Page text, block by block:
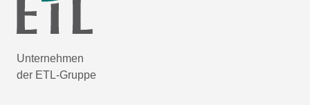
Unternehmen
der ETL-Gruppe